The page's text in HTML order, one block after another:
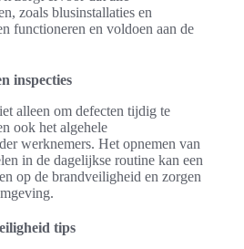
zoals blusinstallaties en
functioneren en voldoen aan de
inspecties
alleen om defecten tijdig te
ook het algehele
werknemers. Het opnemen van
in de dagelijkse routine kan een
op de brandveiligheid en zorgen
tips